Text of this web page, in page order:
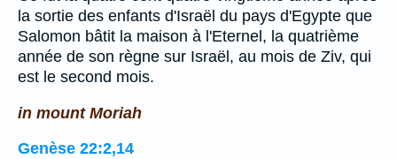
la sortie des enfants d'Israël du pays d'Egypte que
Salomon bâtit la maison à l'Eternel, la quatrième
année de son règne sur Israël, au mois de Ziv, qui
est le second mois.
in mount Moriah
Genèse 22:2,14